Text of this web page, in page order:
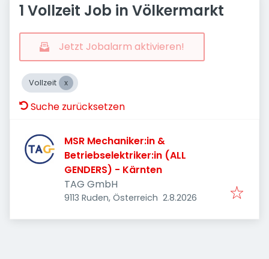
1 Vollzeit Job in Völkermarkt
Jetzt Jobalarm aktivieren!
Vollzeit
Suche zurücksetzen
MSR Mechaniker:in &
Betriebselektriker:in (ALL
GENDERS) - Kärnten
TAG GmbH
9113 Ruden, Österreich Veröffentlicht
2.8.2026